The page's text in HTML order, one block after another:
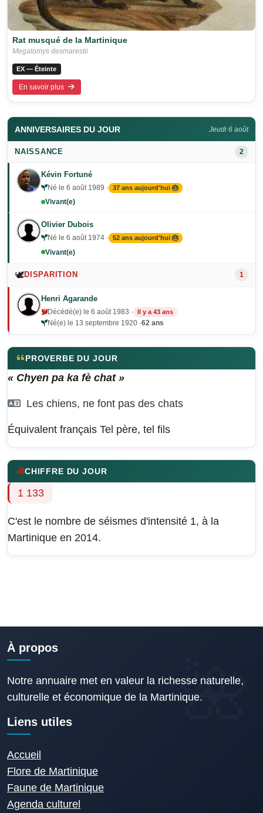
Rat musqué de la Martinique
Megalomys desmarestii
EX — Éteinte
En savoir plus
ANNIVERSAIRES DU JOUR Jeudi 6 août
NAISSANCE 2
Kévin Fortuné
Né le 6 août 1989 · 37 ans aujourd'hui 🎂
Vivant(e)
Olivier Dubois
Né le 6 août 1974 · 52 ans aujourd'hui 🎂
Vivant(e)
🕊️DISPARITION 1
Henri Agarande
Décédé(e) le 6 août 1983 · Il y a 43 ans
Né(e) le 13 septembre 1920 ·62 ans
PROVERBE DU JOUR
« Chyen pa ka fè chat »
Les chiens, ne font pas des chats
Équivalent français Tel père, tel fils
CHIFFRE DU JOUR
1 133
C'est le nombre de séismes d'intensité 1, à la
Martinique en 2014.
À propos
Notre annuaire met en valeur la richesse naturelle,
culturelle et économique de la Martinique.
Liens utiles
Accueil
Flore de Martinique
Faune de Martinique
Agenda culturel